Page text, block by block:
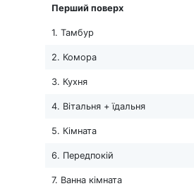
Перший поверх
1. Тамбур
2. Комора
3. Кухня
4. Вітальня + їдальня
5. Кімната
6. Передпокій
7. Ванна кімната